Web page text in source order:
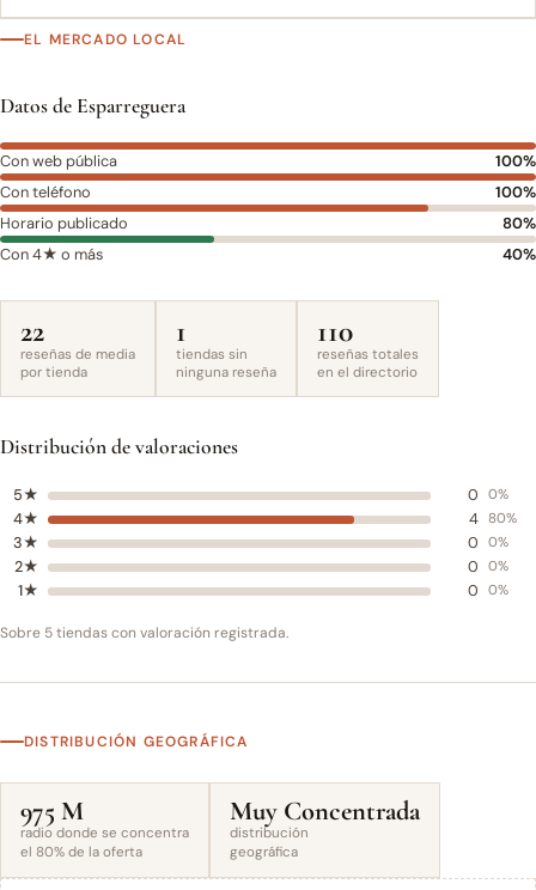
EL MERCADO LOCAL
Datos de Esparreguera
Con web pública
100%
Con teléfono
100%
Horario publicado
80%
Con 4★ o más
40%
22
reseñas de media
por tienda
1
tiendas sin
ninguna reseña
110
reseñas totales
en el directorio
Distribución de valoraciones
5★ 0 0%
4★ 4 80%
3★ 0 0%
2★ 0 0%
1★ 0 0%
Sobre 5 tiendas con valoración registrada.
DISTRIBUCIÓN GEOGRÁFICA
975 M
radio donde se concentra
el 80% de la oferta
Muy Concentrada
distribución
geográfica